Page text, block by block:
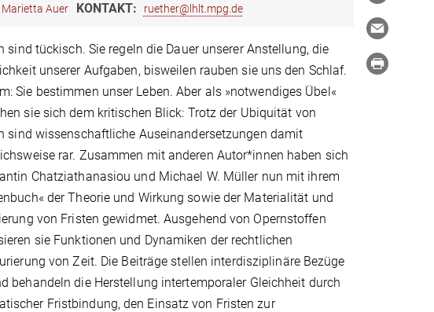
Marietta Auer KONTAKT: ruether@lhlt.mpg.de
sind tückisch. Sie regeln die Dauer unserer Anstellung, die
unserer Aufgaben, bisweilen rauben sie uns den Schlaf.
Sie bestimmen unser Leben. Aber als »notwendiges Übel«
sie sich dem kritischen Blick: Trotz der Ubiquität von
sind wissenschaftliche Auseinandersetzungen damit
rar. Zusammen mit anderen Autor*innen haben sich
Chatziathanasiou und Michael W. Müller nun mit ihrem
der Theorie und Wirkung sowie der Materialität und
von Fristen gewidmet. Ausgehend von Opernstoffen
sie Funktionen und Dynamiken der rechtlichen
von Zeit. Die Beiträge stellen interdisziplinäre Bezüge
behandeln die Herstellung intertemporaler Gleichheit durch
Fristbindung, den Einsatz von Fristen zur